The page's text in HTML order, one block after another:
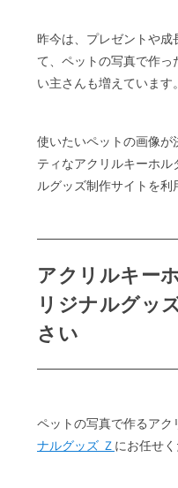
昨今は、プレゼントや成
て、ペットの写真で作
い主さんも増えています。
使いたいペットの画像が
ティなアクリルキーホ
ルグッズ制作サイトを利
アクリルキー
リジナルグッ
さい
ペットの写真で作るアク
ナルグッズ Ｚ にお任せく